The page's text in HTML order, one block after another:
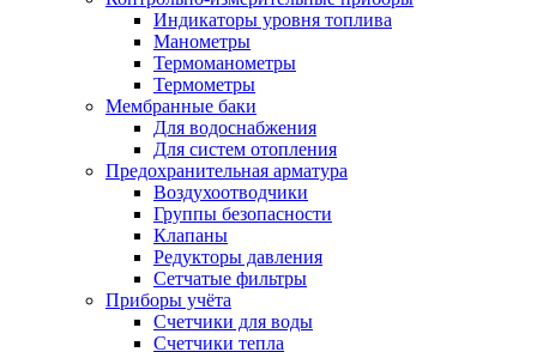
Индикаторы уровня топлива
Манометры
Термоманометры
Термометры
Мембранные баки
Для водоснабжения
Для систем отопления
Предохранительная арматура
Воздухоотводчики
Группы безопасности
Клапаны
Редукторы давления
Сетчатые фильтры
Приборы учёта
Счетчики для воды
Счетчики тепла